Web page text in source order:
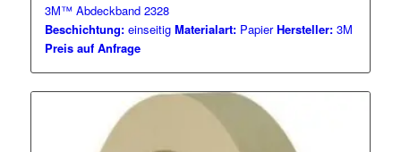
3M™ Abdeckband 2328
Beschichtung:einseitig Materialart:Papier Hersteller:3M
Preis auf Anfrage